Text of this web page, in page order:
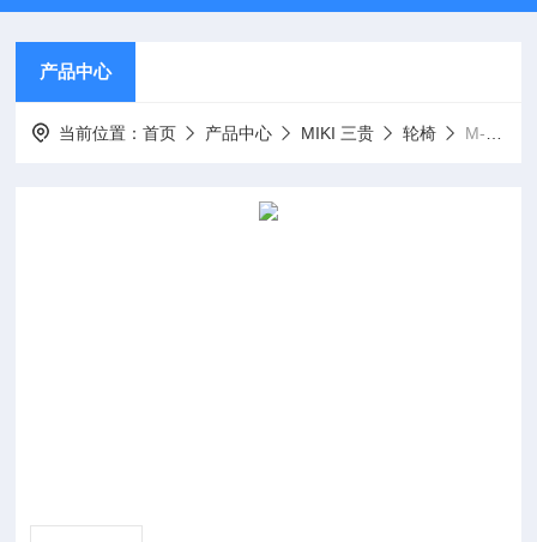
产品中心
当前位置：首页 产品中心 MIKI 三贵 轮椅 M-43RK手动轮椅车